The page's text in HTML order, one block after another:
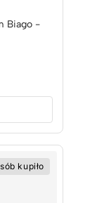
Biago -
kupiło